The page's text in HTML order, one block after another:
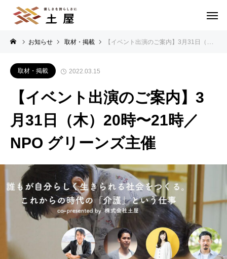
お知らせ 取材・掲載 【イベント出演のご案内】3月31日（木）20時〜21時／NPO グリーンズ主催
取材・掲載 2022.03.15
【イベント出演のご案内】3
月31日（木）20時〜21時／
NPO グリーンズ主催